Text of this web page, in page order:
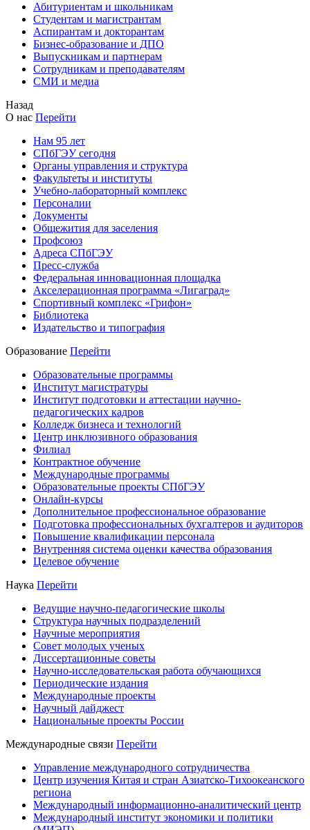
Абитуриентам и школьникам
Студентам и магистрантам
Аспирантам и докторантам
Бизнес-образование и ДПО
Выпускникам и партнерам
Сотрудникам и преподавателям
СМИ и медиа
Назад
О нас Перейти
Нам 95 лет
СПбГЭУ сегодня
Органы управления и структура
Факультеты и институты
Учебно-лабораторный комплекс
Персоналии
Документы
Общежития для заселения
Профсоюз
Адреса СПбГЭУ
Пресс-служба
Федеральная инновационная площадка
Акселерационная программа «Лигаград»­­
Спортивный комплекс «Грифон»
Библиотека
Издательство и типография
Образование Перейти
Образовательные программы
Институт магистратуры
Институт подготовки и аттестации научно-
педагогических кадров
Колледж бизнеса и технологий
Центр инклюзивного образования
Филиал
Контрактное обучение
Международные программы
Образовательные проекты СПбГЭУ
Онлайн-курсы
Дополнительное профессиональное образование
Подготовка профессиональных бухгалтеров и аудиторов
Повышение квалификации персонала
Внутренняя система оценки качества образования
Целевое обучение
Наука Перейти
Ведущие научно-педагогические школы
Структура научных подразделений
Научные мероприятия
Совет молодых ученых
Диссертационные советы
Научно-исследовательская работа обучающихся
Периодические издания
Международные проекты
Научный дайджест
Национальные проекты России
Международные связи Перейти
Управление международного сотрудничества
Центр изучения Китая и стран Азиатско-Тихоокеанского
региона
Международный информационно-аналитический центр
Международный институт экономики и политики